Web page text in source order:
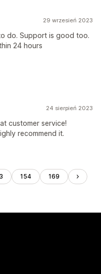
29 wrzesień 2023
do. Support is good too.
24 hours
24 sierpień 2023
customer service!
recommend it.
154 169